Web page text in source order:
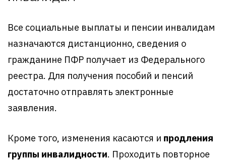
Все социальные выплаты и пенсии инвалидам
назначаются дистанционно, сведения о
гражданине ПФР получает из Федерального
реестра. Для получения пособий и пенсий
достаточно отправлять электронные
заявления.
Кроме того, изменения касаются и продления
группы инвалидности. Проходить повторное